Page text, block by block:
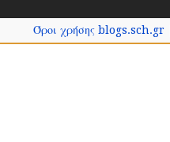
Όροι χρήσης blogs.sch.gr